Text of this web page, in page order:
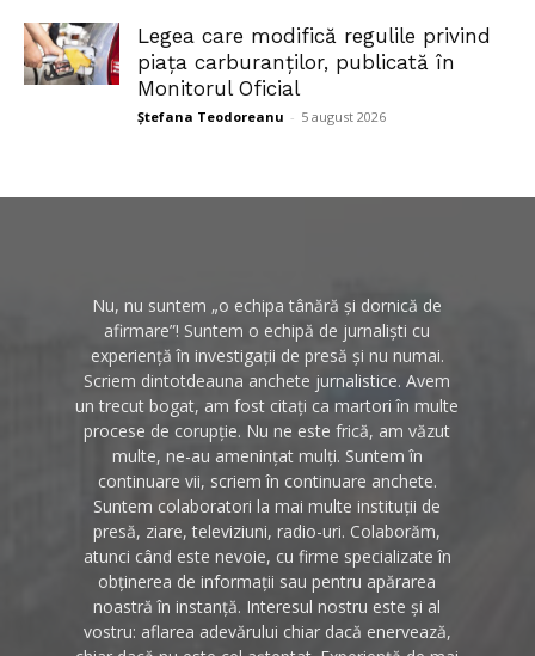
Legea care modifică regulile privind
piața carburanților, publicată în
Monitorul Oficial
Ștefana Teodoreanu - 5 august 2026
Nu, nu suntem „o echipa tânără și dornică de
afirmare”! Suntem o echipă de jurnaliști cu
experiență în investigații de presă și nu numai.
Scriem dintotdeauna anchete jurnalistice. Avem
un trecut bogat, am fost citați ca martori în multe
procese de corupție. Nu ne este frică, am văzut
multe, ne-au amenințat mulți. Suntem în
continuare vii, scriem în continuare anchete.
Suntem colaboratori la mai multe instituții de
presă, ziare, televiziuni, radio-uri. Colaborăm,
atunci când este nevoie, cu firme specializate în
obținerea de informații sau pentru apărarea
noastră în instanță. Interesul nostru este și al
vostru: aflarea adevărului chiar dacă enervează,